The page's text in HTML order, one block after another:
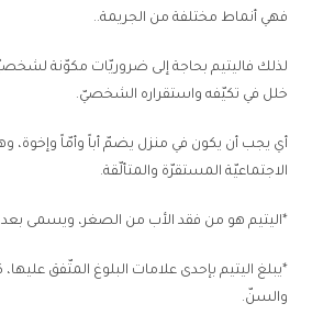
فهي أنماط مختلفة من الجريمة..
لذلك فاليتيم بحاجة إلى ضروريّات مكوّنة
خلل في تكيّفه واستقراره الشخصيّ.
أي يجب أن يكون في منزل يضمّ أباً وأمّاً وإخوة،
الاجتماعيّة المستقرّة والمتألّقة.
*اليتيم هو من فقد الأب من الصغر، ويسمى بعد
*يبلغ اليتيم بإحدى علامات البلوغ المتّفق
والسنّ.